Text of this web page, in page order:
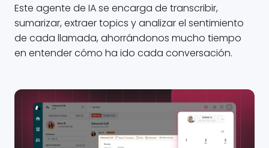
Este agente de IA se encarga de transcribir,
sumarizar, extraer topics y analizar el sentimiento
de cada llamada, ahorrándonos mucho tiempo
en entender cómo ha ido cada conversación.